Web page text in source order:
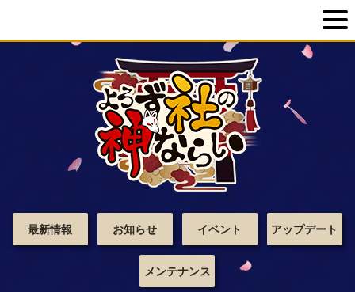
最新情報 お知らせ イベント アップデート
メンテナンス